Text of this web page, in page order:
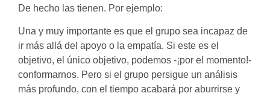
De hecho las tienen. Por ejemplo:
Una y muy importante es que el grupo sea incapaz de
ir más allá del apoyo o la empatía. Si este es el
objetivo, el único objetivo, podemos -¡por el momento!-
conformarnos. Pero si el grupo persigue un análisis
más profundo, con el tiempo acabará por aburrirse y